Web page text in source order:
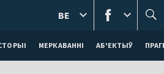
МЕРКАВАННI АБ'ЕКТЫЎ
BE